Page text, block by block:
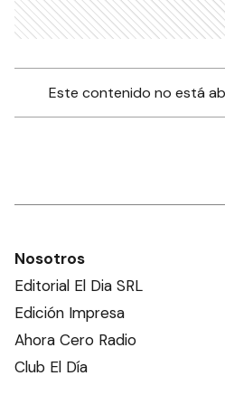
Este contenido no está
Nosotros
Editorial El Dia SRL
Edición Impresa
Ahora Cero Radio
Club El Día